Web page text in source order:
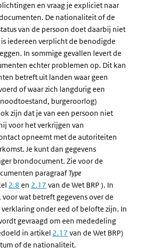
en vraag je expliciet naar
De nationaliteit of de
van de persoon doet daarbij niet
iedereen verplicht de benodigde
In sommige gevallen levert de
echter problemen op. Dit kan
betreft uit landen waar geen
of waar zich langdurig een
burgeroorlog)
zijn dat je van een persoon niet
voor het verkrijgen van
opneemt met de autoriteiten
Je kunt dan gegevens
brondocument. Zie voor de
paragraafType
2.8 en 2.17 van de Wet BRP ). In
wat betreft gegevens over de
onder eed of belofte zijn. In
gevraagd om een mededeling
in artikel 2.17 van de Wet BRP)
of de nationaliteit.